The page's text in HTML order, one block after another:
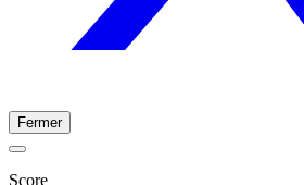
Fermer
Score